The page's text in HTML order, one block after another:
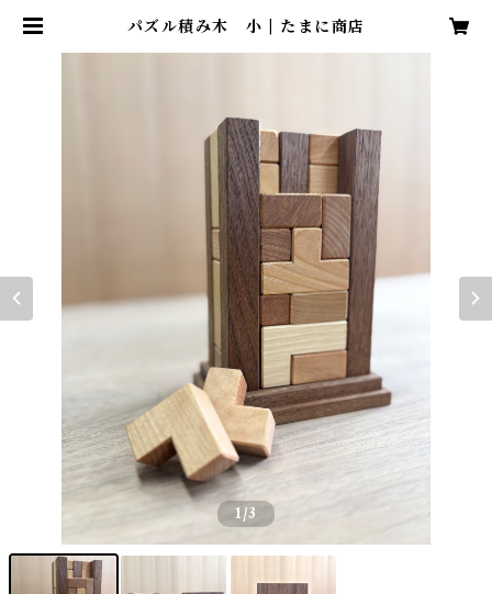
パズル積み木 小 | たまに商店
1/3